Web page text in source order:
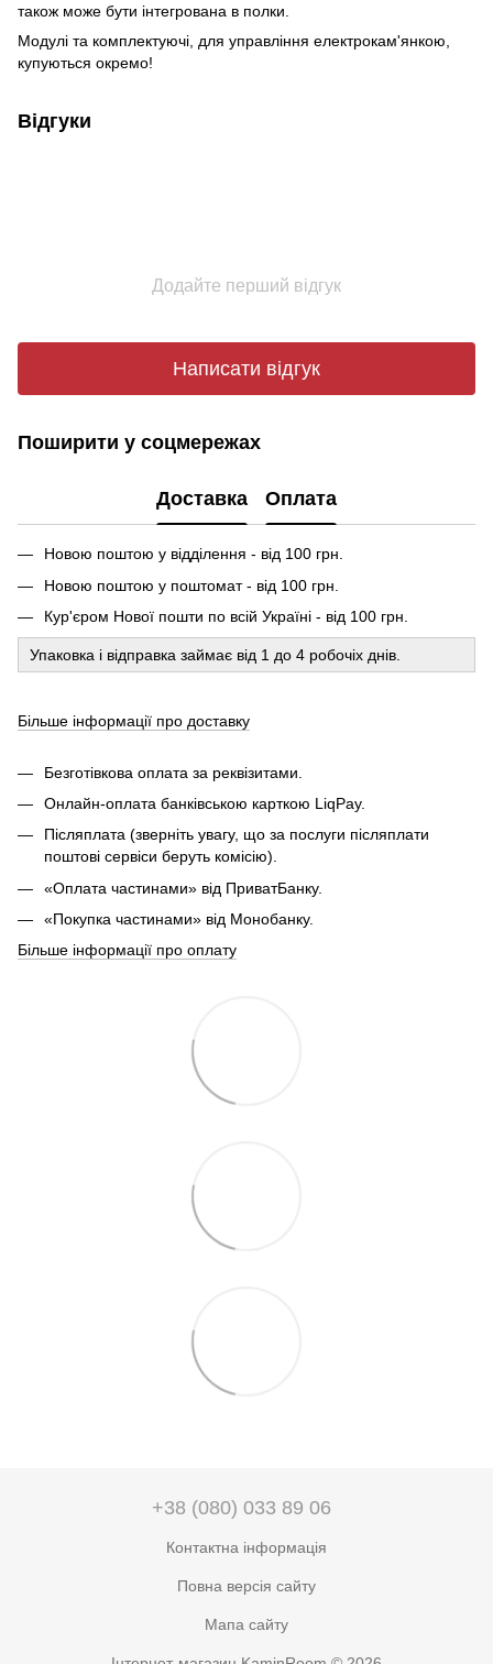
також може бути інтегрована в полки.
Модулі та комплектуючі, для управління електрокам'янкою,
купуються окремо!
Відгуки
Додайте перший відгук
Написати відгук
Поширити у соцмережах
Доставка Оплата
Новою поштою у відділення - від 100 грн.
Новою поштою у поштомат - від 100 грн.
Кур'єром Нової пошти по всій Україні - від 100 грн.
Упаковка і відправка займає від 1 до 4 робочіх днів.
Більше інформації про доставку
Безготівкова оплата за реквізитами.
Онлайн-оплата банківською карткою LiqPay.
Післяплата (зверніть увагу, що за послуги післяплати
поштові сервіси беруть комісію).
«Оплата частинами» від ПриватБанку.
«Покупка частинами» від Монобанку.
Більше інформації про оплату
+38 (080) 033 89 06
Контактна інформація
Повна версія сайту
Мапа сайту